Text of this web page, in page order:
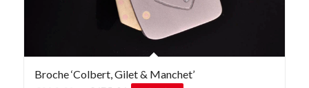
Broche ‘Colbert, Gilet & Manchet’